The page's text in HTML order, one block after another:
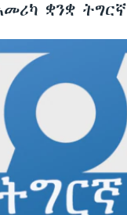
ቋንቋ ትግርኛ